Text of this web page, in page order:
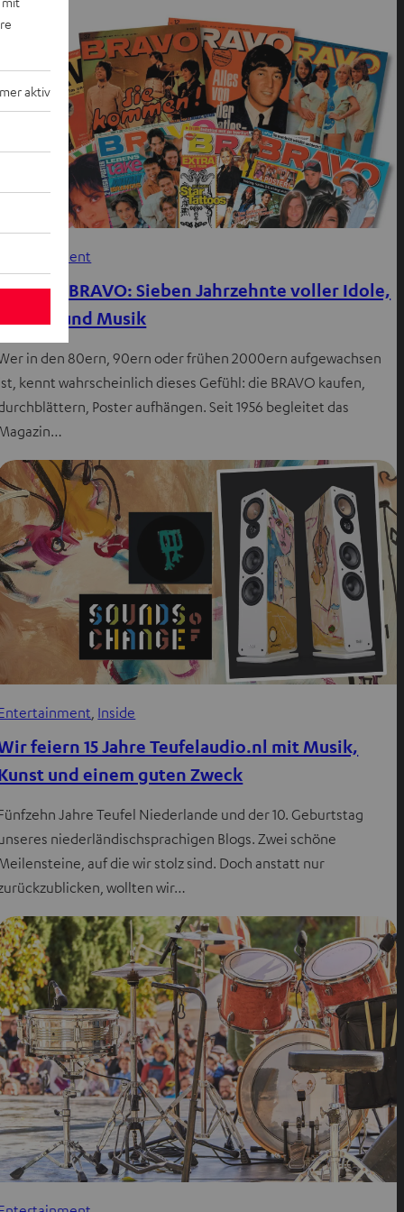
Entertainment
Jahre BRAVO: Sieben Jahrzehnte voller Idole,
Träume und Musik
in den 80ern, 90ern oder frühen 2000ern aufgewachsen
kennt wahrscheinlich dieses Gefühl: die BRAVO kaufen,
Poster aufhängen. Seit 1956 begleitet das
, Inside
feiern 15 Jahre Teufelaudio.nl mit Musik,
und einem guten Zweck
Jahre Teufel Niederlande und der 10. Geburtstag
niederländischsprachigen Blogs. Zwei schöne
auf die wir stolz sind. Doch anstatt nur
wollten wir…
aktiv